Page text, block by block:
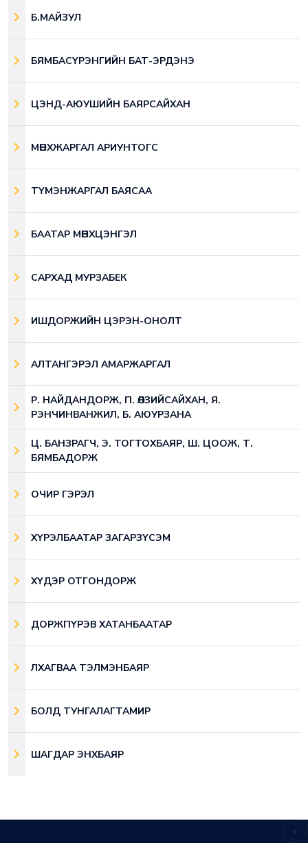
Б.МАЙЗУЛ
БЯМБАСҮРЭНГИЙН БАТ-ЭРДЭНЭ
ЦЭНД-АЮУШИЙН БАЯРСАЙХАН
МӨНХЖАРГАЛ АРИУНТОГС
ТҮМЭНЖАРГАЛ БАЯСАА
БААТАР МӨНХЦЭНГЭЛ
САРХАД МУРЗАБЕК
ИШДОРЖИЙН ЦЭРЭН-ОНОЛТ
АЛТАНГЭРЭЛ АМАРЖАРГАЛ
Р. НАЙДАНДОРЖ, П. ӨЛЗИЙСАЙХАН, Я.
РЭНЧИНВАНЖИЛ, Б. АЮУРЗАНА
Ц. БАНЗРАГЧ, Э. ТОГТОХБАЯР, Ш. ЦООЖ, Т.
БЯМБАДОРЖ
ОЧИР ГЭРЭЛ
ХҮРЭЛБААТАР ЗАГАРЗҮСЭМ
ХҮДЭР ОТГОНДОРЖ
ДОРЖПҮРЭВ ХАТАНБААТАР
ЛХАГВАА ТЭЛМЭНБАЯР
БОЛД ТУНГАЛАГТАМИР
ШАГДАР ЭНХБАЯР